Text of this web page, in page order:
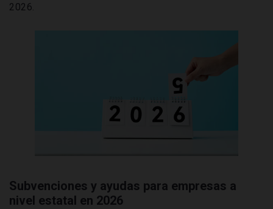
2026.
Subvenciones y ayudas para empresas a
nivel estatal en 2026